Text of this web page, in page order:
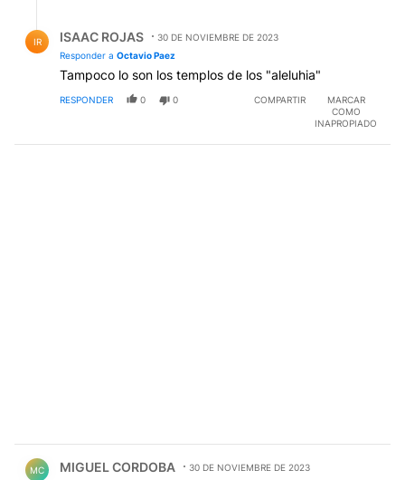
IR ISAAC ROJAS
30 DE NOVIEMBRE DE 2023
Responder a Octavio Paez
Tampoco lo son los templos de los "aleluhia"
RESPONDER 0 0 COMPARTIR
MARCAR
COMO
INAPROPIADO
MC MIGUEL CORDOBA 30 DE NOVIEMBRE DE 2023